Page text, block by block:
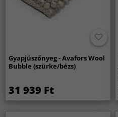
Gyapjúszőnyeg - Avafors Wool
Bubble (szürke/bézs)
31 939 Ft